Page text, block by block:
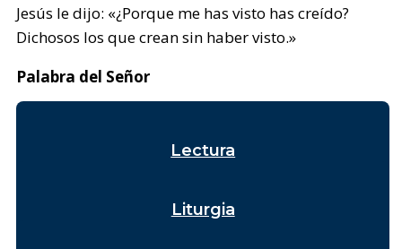
Jesús le dijo: «¿Porque me has visto has creído?
Dichosos los que crean sin haber visto.»
Palabra del Señor
Lectura
Liturgia